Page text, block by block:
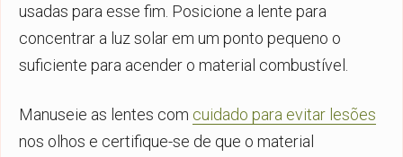
usadas para esse fim. Posicione a lente para
concentrar a luz solar em um ponto pequeno o
suficiente para acender o material combustível.
Manuseie as lentes com cuidado para evitar lesões
nos olhos e certifique-se de que o material